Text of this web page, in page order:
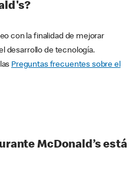
con la finalidad de mejorar
desarrollo de tecnología.
Preguntas frecuentes sobre el
McDonald’s está